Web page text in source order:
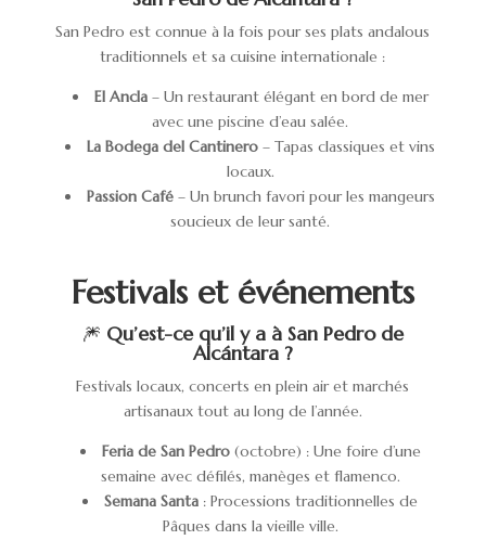
San Pedro est connue à la fois pour ses plats andalous
traditionnels et sa cuisine internationale :
El Ancla– Un restaurant élégant en bord de mer
avec une piscine d’eau salée.
La Bodega del Cantinero – Tapas classiques et vins
locaux.
Passion Café – Un brunch favori pour les mangeurs
soucieux de leur santé.
Festivals et événements
🎆 Qu’est-ce qu’il y a à San Pedro de
Alcántara ?
Festivals locaux, concerts en plein air et marchés
artisanaux tout au long de l’année.
Feria de San Pedro(octobre) : Une foire d’une
semaine avec défilés, manèges et flamenco.
Semana Santa : Processions traditionnelles de
Pâques dans la vieille ville.